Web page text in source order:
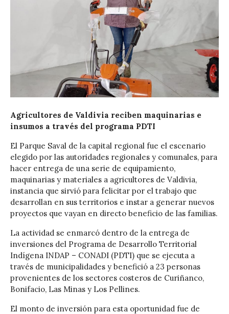
Agricultores de Valdivia reciben maquinarias e
insumos a través del programa PDTI
El Parque Saval de la capital regional fue el escenario
elegido por las autoridades regionales y comunales, para
hacer entrega de una serie de equipamiento,
maquinarias y materiales a agricultores de Valdivia,
instancia que sirvió para felicitar por el trabajo que
desarrollan en sus territorios e instar a generar nuevos
proyectos que vayan en directo beneficio de las familias.
La actividad se enmarcó dentro de la entrega de
inversiones del Programa de Desarrollo Territorial
Indígena INDAP – CONADI (PDTI) que se ejecuta a
través de municipalidades y benefició a 23 personas
provenientes de los sectores costeros de Curiñanco,
Bonifacio, Las Minas y Los Pellines.
El monto de inversión para esta oportunidad fue de